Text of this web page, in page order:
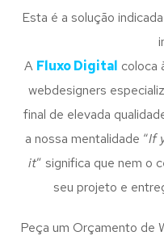
Esta é a solução
A Fluxo Digital coloca
webdesigners
final de elevada
a nossa mentalidade “If
it” significa que nem o
seu projeto e
Peça um Orçamento de